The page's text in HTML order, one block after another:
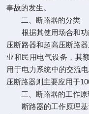
事故的发生。
二、断路器的分类
根据其使用场合和功
压断路器和超高压断路
业和民用电气设备，其
用于电力系统中的交流
压断路器则主要应用于
三、断路器的工作原
断路器的工作原理基